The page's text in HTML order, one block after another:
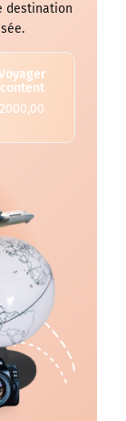
destination
content
2000,00